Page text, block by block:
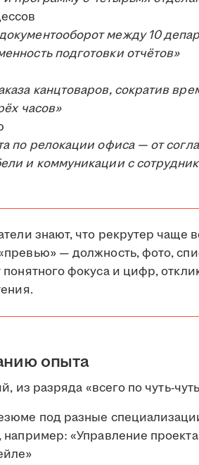
между 10
подготовки отчётов»
канцтоваров, сократив
часов»
по релокации офиса — от
и коммуникации с
знают, что рекрутер чаще
— должность, фото,
фокуса и цифр,
опыта
из разряда «всего по чуть-
под разные
«Управление